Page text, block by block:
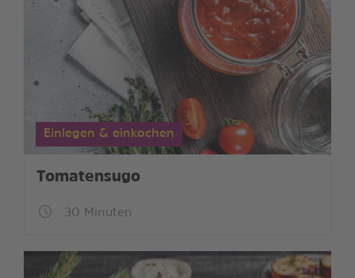
Einlegen & einkochen
Tomatensugo
30 Minuten